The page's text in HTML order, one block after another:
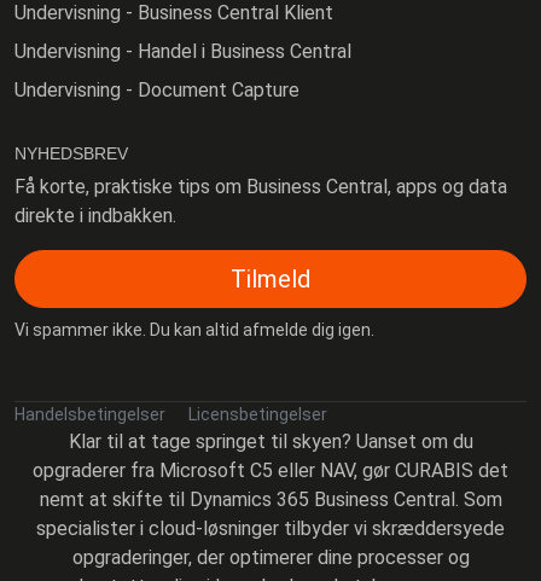
Undervisning - Business Central Klient
Undervisning - Handel i Business Central
Undervisning - Document Capture
NYHEDSBREV
Få korte, praktiske tips om Business Central, apps og data
direkte i indbakken.
Tilmeld
Vi spammer ikke. Du kan altid afmelde dig igen.
Handelsbetingelser Licensbetingelser
Klar til at tage springet til skyen? Uanset om du
opgraderer fra Microsoft C5 eller NAV, gør CURABIS det
nemt at skifte til Dynamics 365 Business Central. Som
specialister i cloud-løsninger tilbyder vi skræddersyede
opgraderinger, der optimerer dine processer og